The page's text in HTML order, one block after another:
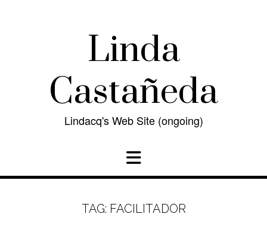
Linda
Castañeda
Lindacq's Web Site (ongoing)
TAG: FACILITADOR